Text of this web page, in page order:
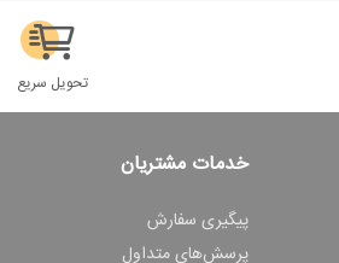
تحویل سریع
خدمات مشتریان
پیگیری سفارش
پرسش‌های متداول